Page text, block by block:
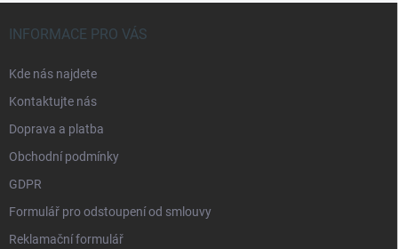
INFORMACE PRO VÁS
Kde nás najdete
Kontaktujte nás
Doprava a platba
Obchodní podmínky
GDPR
Formulář pro odstoupení od smlouvy
Reklamační formulář